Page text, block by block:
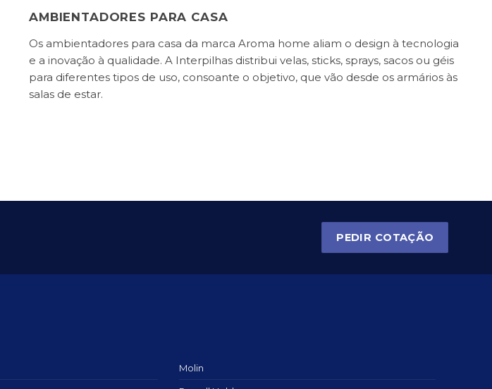
AMBIENTADORES PARA CASA
Os ambientadores para casa da marca Aroma home aliam o design à tecnologia
e a inovação à qualidade. A Interpilhas distribui velas, sticks, sprays, sacos ou géis
para diferentes tipos de uso, consoante o objetivo, que vão desde os armários às
salas de estar.
PEDIR COTAÇÃO
Molin